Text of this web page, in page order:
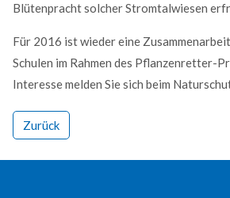
Blütenpracht solcher Stromtalwiesen
Für 2016 ist wieder eine
Schulen im Rahmen des Pflanzenretter-
Interesse melden Sie sich beim
Zurück
Send a copy of this email to me